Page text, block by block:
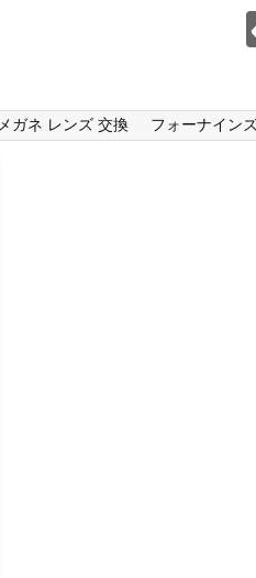
メガネ レンズ 交換 フォーナイン